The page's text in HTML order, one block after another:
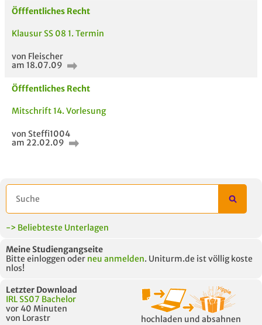
UNTERLAGE
Öfffentliches Recht
Klausur SS 08 1. Termin
von Fleischer
am 18.07.09
Öfffentliches Recht
Mitschrift 14. Vorlesung
von Steffi1004
am 22.02.09
-> Beliebteste Unterlagen
Meine Studiengangseite
Bitte einloggen oder neu anmelden. Uniturm.de ist völlig koste
nlos!
Letzter Download
IRL SS07 Bachelor
vor 40 Minuten
von Lorastr
hochladen und absahnen